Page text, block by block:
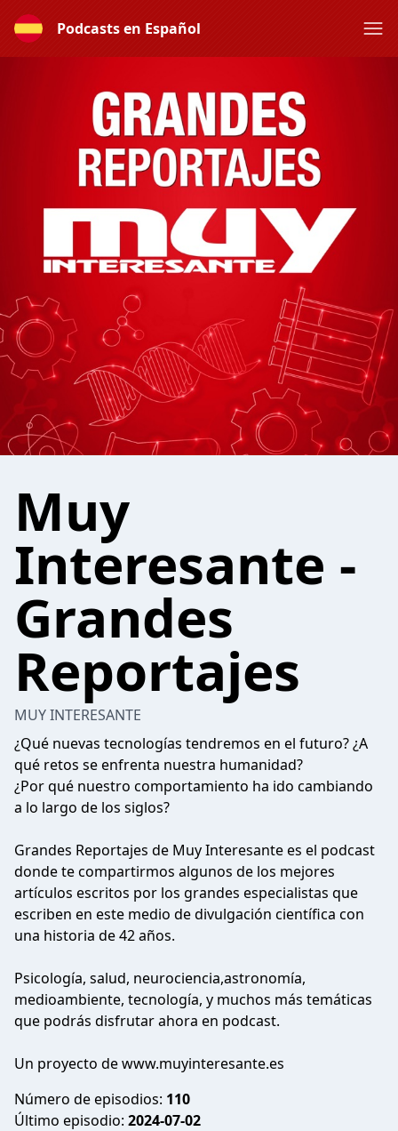
Podcasts en Español
Muy
Interesante -
Grandes
Reportajes
MUY INTERESANTE
¿Qué nuevas tecnologías tendremos en el futuro? ¿A
qué retos se enfrenta nuestra humanidad?
¿Por qué nuestro comportamiento ha ido cambiando
a lo largo de los siglos?
Grandes Reportajes de Muy Interesante es el podcast
donde te compartirmos algunos de los mejores
artículos escritos por los grandes especialistas que
escriben en este medio de divulgación científica con
una historia de 42 años.
Psicología, salud, neurociencia,astronomía,
medioambiente, tecnología, y muchos más temáticas
que podrás disfrutar ahora en podcast.
Un proyecto dewww.muyinteresante.es
Número de episodios: 110
Último episodio: 2024-07-02